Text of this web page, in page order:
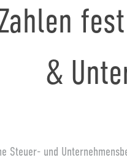
&
Steuer- und